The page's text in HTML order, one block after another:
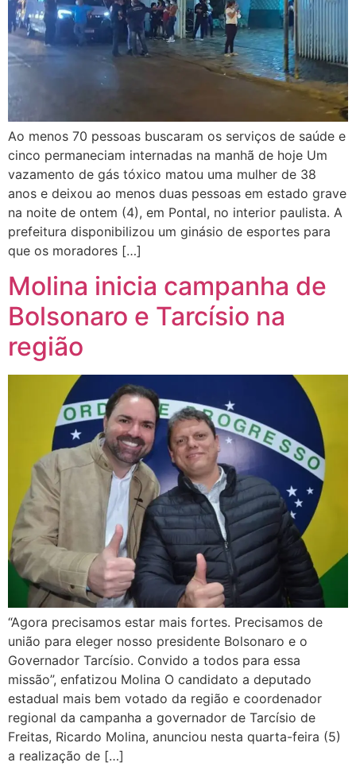
Ao menos 70 pessoas buscaram os serviços de saúde e
cinco permaneciam internadas na manhã de hoje Um
vazamento de gás tóxico matou uma mulher de 38
anos e deixou ao menos duas pessoas em estado grave
na noite de ontem (4), em Pontal, no interior paulista. A
prefeitura disponibilizou um ginásio de esportes para
que os moradores […]
Molina inicia campanha de
Bolsonaro e Tarcísio na
região
“Agora precisamos estar mais fortes. Precisamos de
união para eleger nosso presidente Bolsonaro e o
Governador Tarcísio. Convido a todos para essa
missão”, enfatizou Molina O candidato a deputado
estadual mais bem votado da região e coordenador
regional da campanha a governador de Tarcísio de
Freitas, Ricardo Molina, anunciou nesta quarta-feira (5)
a realização de […]